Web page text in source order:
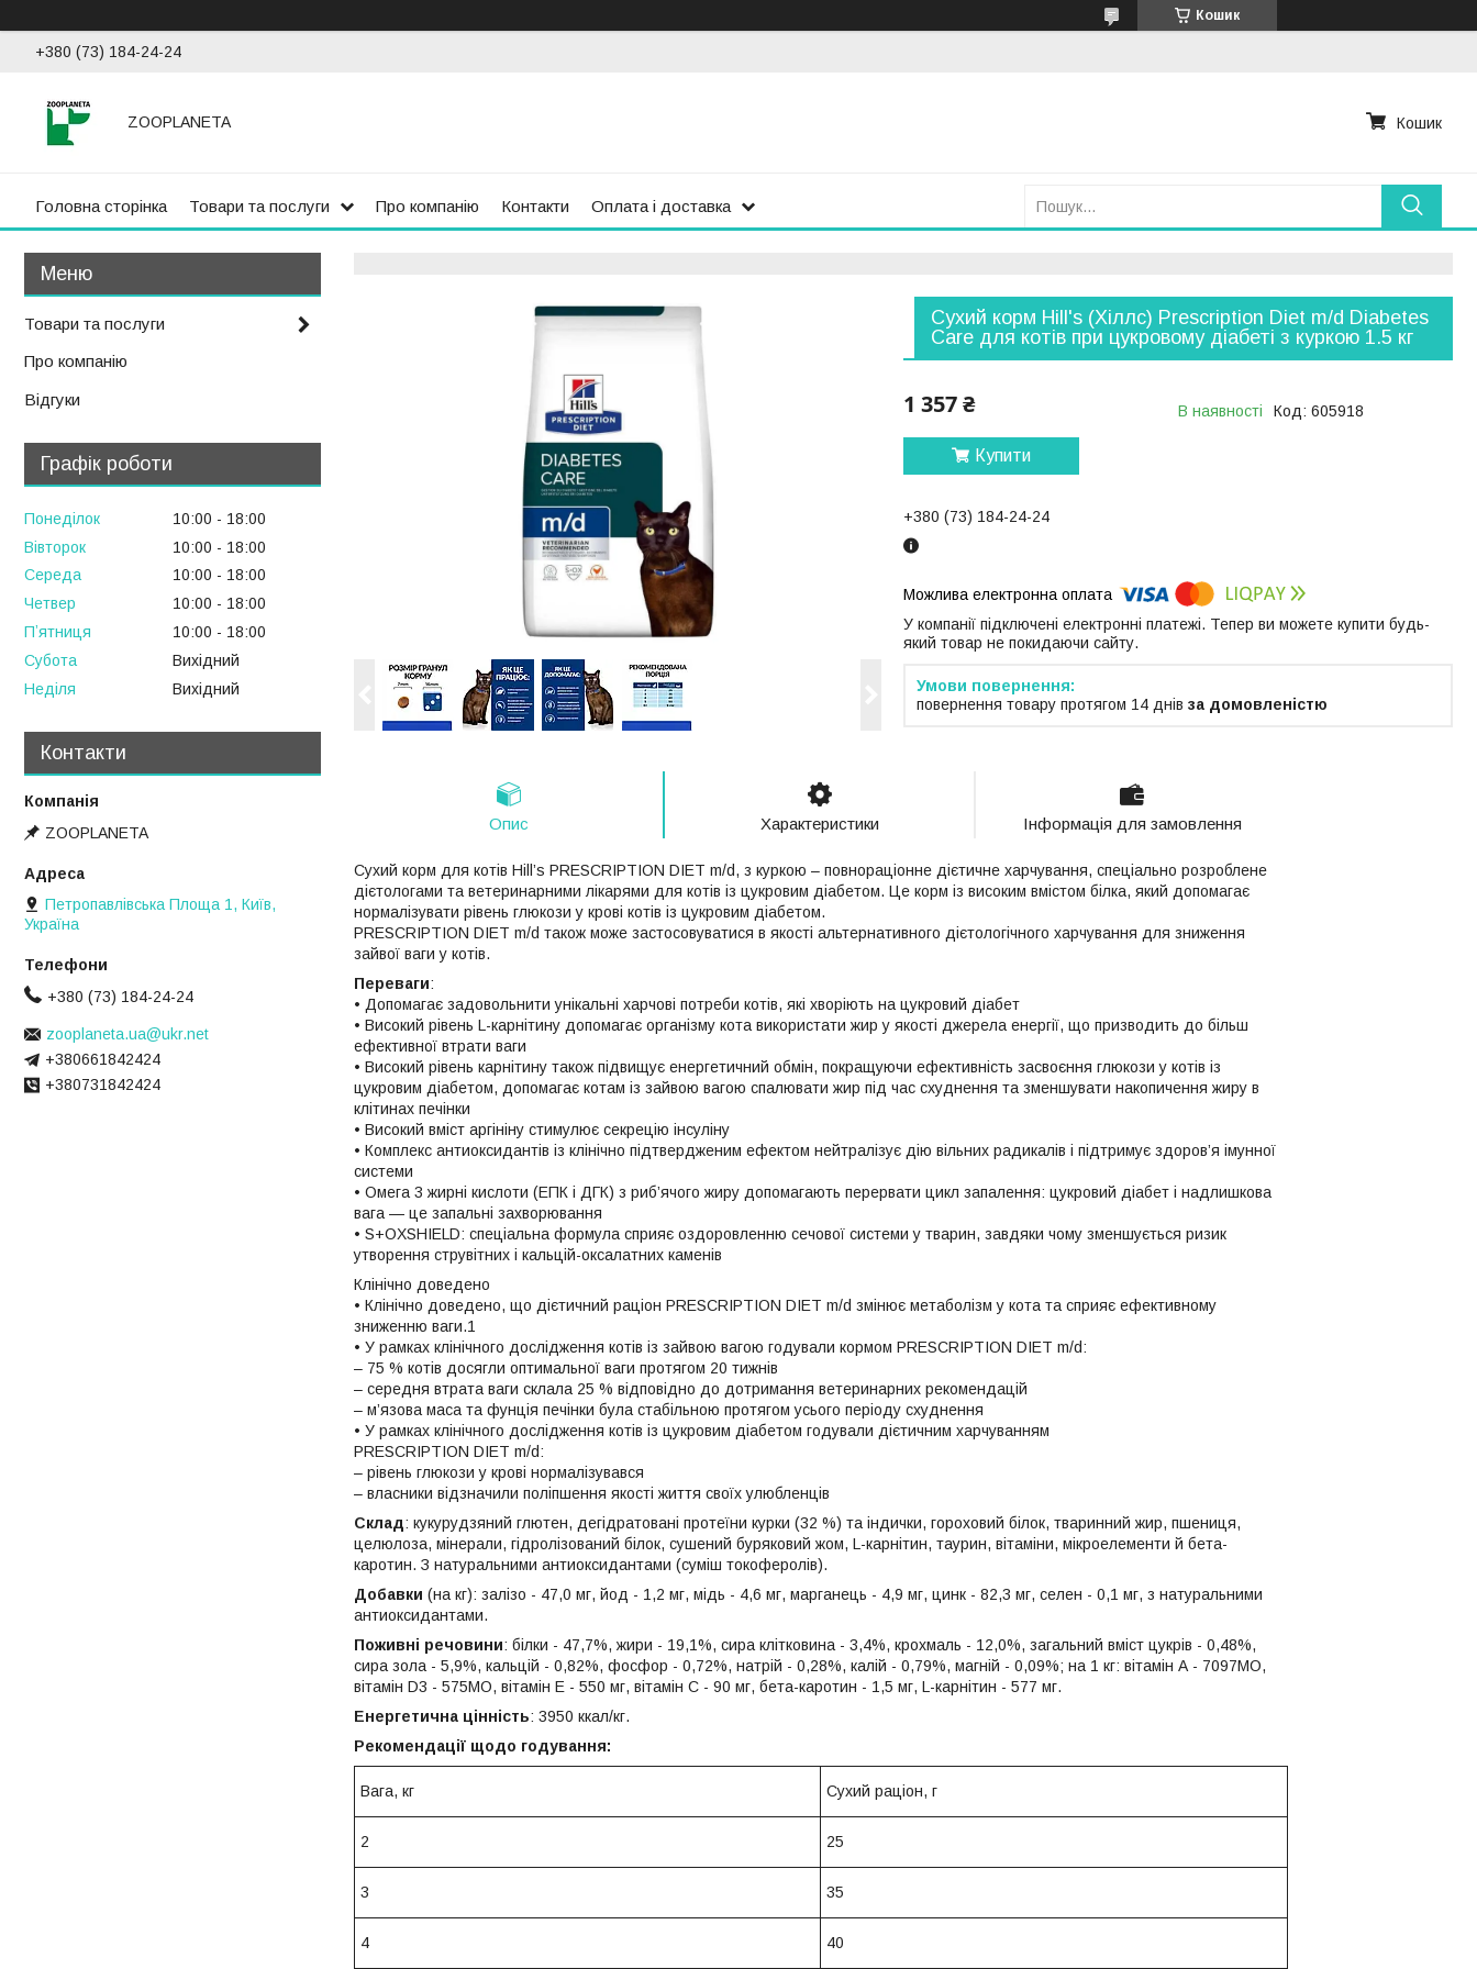
Кошик
+380 (73) 184-24-24
ZOOPLANETA Кошик
Головна сторінка Товари та послуги Про компанію Контакти Оплата і доставка
Сухий корм Hill's (Хіллс) Prescription Diet m/d Diabetes
Care для котів при цукровому діабеті з куркою 1.5 кг
1 357 ₴ В наявності Код: 605918
Купити
+380 (73) 184-24-24
У компанії підключені електронні платежі. Тепер ви можете купити будь-
який товар не покидаючи сайту.
повернення товару протягом 14 днів за домовленістю
Опис Характеристики Інформація для замовлення
Сухий корм для котів Hill’s PRESCRIPTION DIET m/d, з куркою – повнораціонне дієтичне харчування, спеціально розроблене
дієтологами та ветеринарними лікарями для котів із цукровим діабетом. Це корм із високим вмістом білка, який допомагає
нормалізувати рівень глюкози у крові котів із цукровим діабетом.
PRESCRIPTION DIET m/d також може застосовуватися в якості альтернативного дієтологічного харчування для зниження
зайвої ваги у котів.
Переваги:
• Допомагає задовольнити унікальні харчові потреби котів, які хворіють на цукровий діабет
• Високий рівень L-карнітину допомагає організму кота використати жир у якості джерела енергії, що призводить до більш
ефективної втрати ваги
• Високий рівень карнітину також підвищує енергетичний обмін, покращуючи ефективність засвоєння глюкози у котів із
цукровим діабетом, допомагає котам із зайвою вагою спалювати жир під час схуднення та зменшувати накопичення жиру в
клітинах печінки
• Високий вміст аргініну стимулює секрецію інсуліну
• Комплекс антиоксидантів із клінічно підтвердженим ефектом нейтралізує дію вільних радикалів і підтримує здоров’я імунної
системи
• Омега 3 жирні кислоти (ЕПК і ДГК) з риб’ячого жиру допомагають перервати цикл запалення: цукровий діабет і надлишкова
вага — це запальні захворювання
• S+OXSHIELD: спеціальна формула сприяє оздоровленню сечової системи у тварин, завдяки чому зменшується ризик
утворення струвітних і кальцій-оксалатних каменів
Клінічно доведено
• Клінічно доведено, що дієтичний раціон PRESCRIPTION DIET m/d змінює метаболізм у кота та сприяє ефективному
зниженню ваги.1
• У рамках клінічного дослідження котів із зайвою вагою годували кормом PRESCRIPTION DIET m/d:
– 75 % котів досягли оптимальної ваги протягом 20 тижнів
– середня втрата ваги склала 25 % відповідно до дотримання ветеринарних рекомендацій
– м’язова маса та фунція печінки була стабільною протягом усього періоду схуднення
• У рамках клінічного дослідження котів із цукровим діабетом годували дієтичним харчуванням
PRESCRIPTION DIET m/d:
– рівень глюкози у крові нормалізувався
– власники відзначили поліпшення якості життя своїх улюбленців
Склад: кукурудзяний глютен, дегідратовані протеїни курки (32 %) та індички, гороховий білок, тваринний жир, пшениця,
целюлоза, мінерали, гідролізований білок, сушений буряковий жом, L-карнітин, таурин, вітаміни, мікроелементи й бета-
каротин. З натуральними антиоксидантами (суміш токоферолів).
Добавки (на кг): залізо - 47,0 мг, йод - 1,2 мг, мідь - 4,6 мг, марганець - 4,9 мг, цинк - 82,3 мг, селен - 0,1 мг, з натуральними
антиоксидантами.
Поживні речовини: білки - 47,7%, жири - 19,1%, сира клітковина - 3,4%, крохмаль - 12,0%, загальний вміст цукрів - 0,48%,
сира зола - 5,9%, кальцій - 0,82%, фосфор - 0,72%, натрій - 0,28%, калій - 0,79%, магній - 0,09%; на 1 кг: вітамін А - 7097МО,
вітамін D3 - 575МО, вітамін Е - 550 мг, вітамін C - 90 мг, бета-каротин - 1,5 мг, L-карнітин - 577 мг.
Енергетична цінність: 3950 ккал/кг.
Рекомендації щодо годування:
Вага, кг Сухий раціон, г
2 25
3 35
4 40
Товари та послуги
Про компанію
Відгуки
Графік роботи
Понеділок 10:00
18:00
Вівторок
10:00
18:00
Середа
10:00
18:00
Четвер
10:00
18:00
Пʼятниця
10:00
18:00
Субота
Вихідний
Неділя
Вихідний
Контакти
ZOOPLANETA
Петропавлівська Площа 1, Київ,
Україна
+380 (73) 184-24-24
zooplaneta.ua@ukr.net
+380661842424
+380731842424